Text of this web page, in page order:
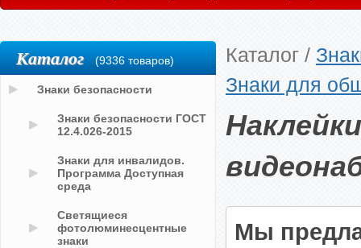
Каталог /
Знаки для
Мы
Каталог (9336 товаров)
Знаки безопасности
Знаки безопасности ГОСТ
12.4.026-2015
Знаки для инвалидов.
Программа Доступная
среда
Светящиеся
фотолюминесцентные
знаки